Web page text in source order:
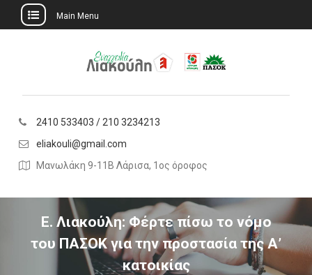
Main Menu
2410 533403 / 210 3234213
eliakouli@gmail.com
Μανωλάκη 9-11Β Λάρισα, 1ος όροφος
Ε. Λιακούλη: Φέρτε πίσω το νόμο
του ΠΑΣΟΚ για την προστασία της Α’
κατοικίας